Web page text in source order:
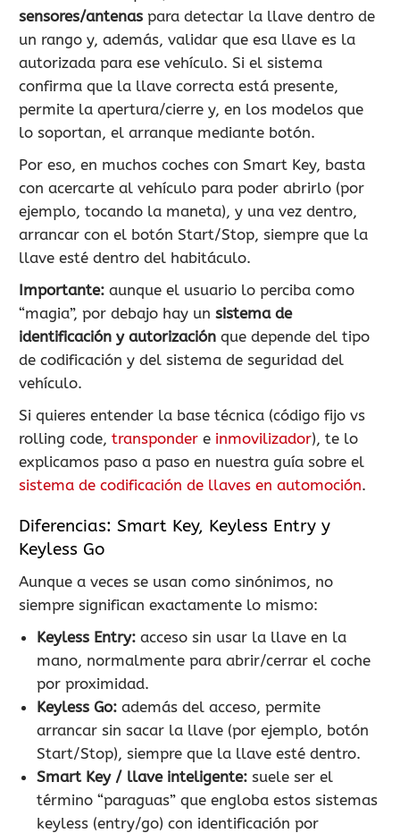
sensores/antenas para detectar la llave dentro de
un rango y, además, validar que esa llave es la
autorizada para ese vehículo. Si el sistema
confirma que la llave correcta está presente,
permite la apertura/cierre y, en los modelos que
lo soportan, el arranque mediante botón.
Por eso, en muchos coches con Smart Key, basta
con acercarte al vehículo para poder abrirlo (por
ejemplo, tocando la maneta), y una vez dentro,
arrancar con el botón Start/Stop, siempre que la
llave esté dentro del habitáculo.
Importante: aunque el usuario lo perciba como
“magia”, por debajo hay un sistema de
identificación y autorización que depende del tipo
de codificación y del sistema de seguridad del
vehículo.
Si quieres entender la base técnica (código fijo vs
rolling code, transponder e inmovilizador), te lo
explicamos paso a paso en nuestra guía sobre el
sistema de codificación de llaves en automoción.
Diferencias: Smart Key, Keyless Entry y
Keyless Go
Aunque a veces se usan como sinónimos, no
siempre significan exactamente lo mismo:
Keyless Entry: acceso sin usar la llave en la
mano, normalmente para abrir/cerrar el coche
por proximidad.
Keyless Go: además del acceso, permite
arrancar sin sacar la llave (por ejemplo, botón
Start/Stop), siempre que la llave esté dentro.
Smart Key / llave inteligente: suele ser el
término “paraguas” que engloba estos sistemas
keyless (entry/go) con identificación por